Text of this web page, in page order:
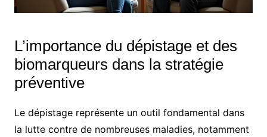
L’importance du dépistage et des
biomarqueurs dans la stratégie
préventive
Le dépistage représente un outil fondamental dans
la lutte contre de nombreuses maladies, notamment